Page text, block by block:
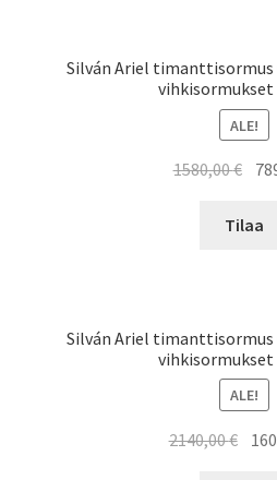
Silván Ariel timanttisormus
ALE!
1580,00€
oli:
Tilaa
Silván Ariel
ALE!
2140,00€